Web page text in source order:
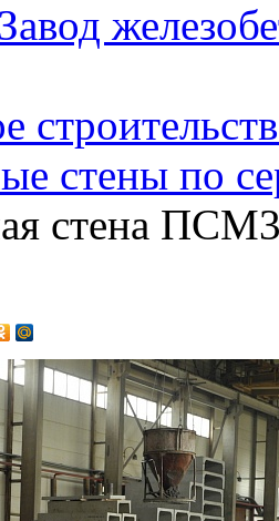
стены по
стена